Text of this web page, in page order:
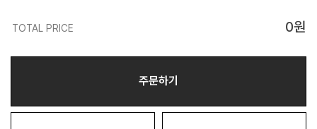
TOTAL PRICE 0원
주문하기